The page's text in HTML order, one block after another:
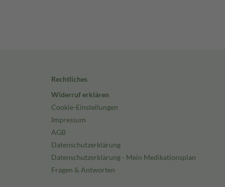
Rechtliches
Widerruf erklären
Cookie-Einstellungen
Impressum
AGB
Datenschutzerklärung
Datenschutzerklärung - Mein Medikationsplan
Fragen & Antworten